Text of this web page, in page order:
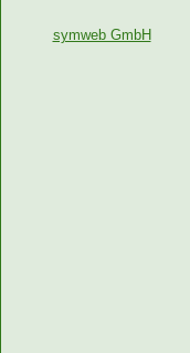
symweb GmbH